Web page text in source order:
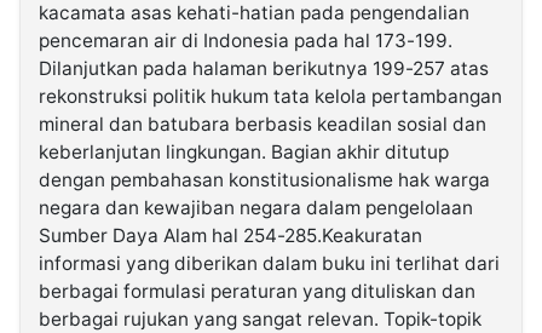
kacamata asas kehati-hatian pada pengendalian
pencemaran air di Indonesia pada hal 173-199.
Dilanjutkan pada halaman berikutnya 199-257 atas
rekonstruksi politik hukum tata kelola pertambangan
mineral dan batubara berbasis keadilan sosial dan
keberlanjutan lingkungan. Bagian akhir ditutup
dengan pembahasan konstitusionalisme hak warga
negara dan kewajiban negara dalam pengelolaan
Sumber Daya Alam hal 254-285.Keakuratan
informasi yang diberikan dalam buku ini terlihat dari
berbagai formulasi peraturan yang dituliskan dan
berbagai rujukan yang sangat relevan. Topik-topik